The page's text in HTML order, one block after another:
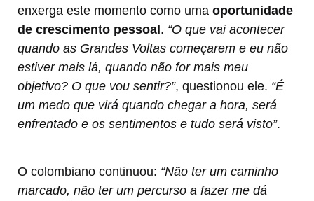
enxerga este momento como uma oportunidade
de crescimento pessoal . “O que vai acontecer
quando as Grandes Voltas começarem e eu não
estiver mais lá, quando não for mais meu
objetivo? O que vou sentir?”, questionou ele. “É
um medo que virá quando chegar a hora, será
enfrentado e os sentimentos e tudo será visto”.
O colombiano continuou: “Não ter um caminho
marcado, não ter um percurso a fazer me dá